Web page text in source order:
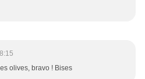
olives, bravo ! Bises